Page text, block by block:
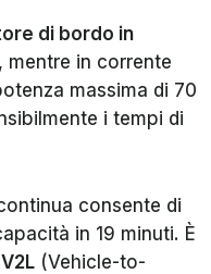
di bordo in
, mentre in corrente
massima di 70
i tempi di
consente di
in 19 minuti. È
(Vehicle-to-